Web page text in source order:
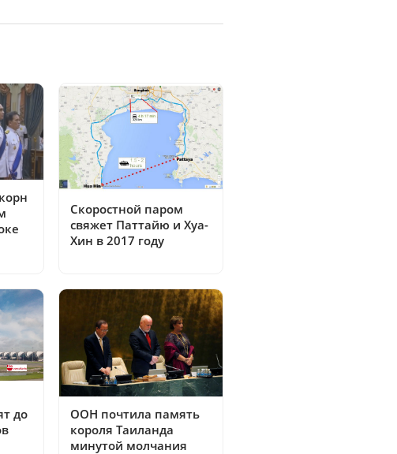
Скоростной паром
свяжет Паттайю и Хуа-
Хин в 2017 году
до
ООН почтила память
короля Таиланда
минутой молчания